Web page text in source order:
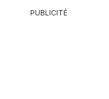
PUBLICITÉ